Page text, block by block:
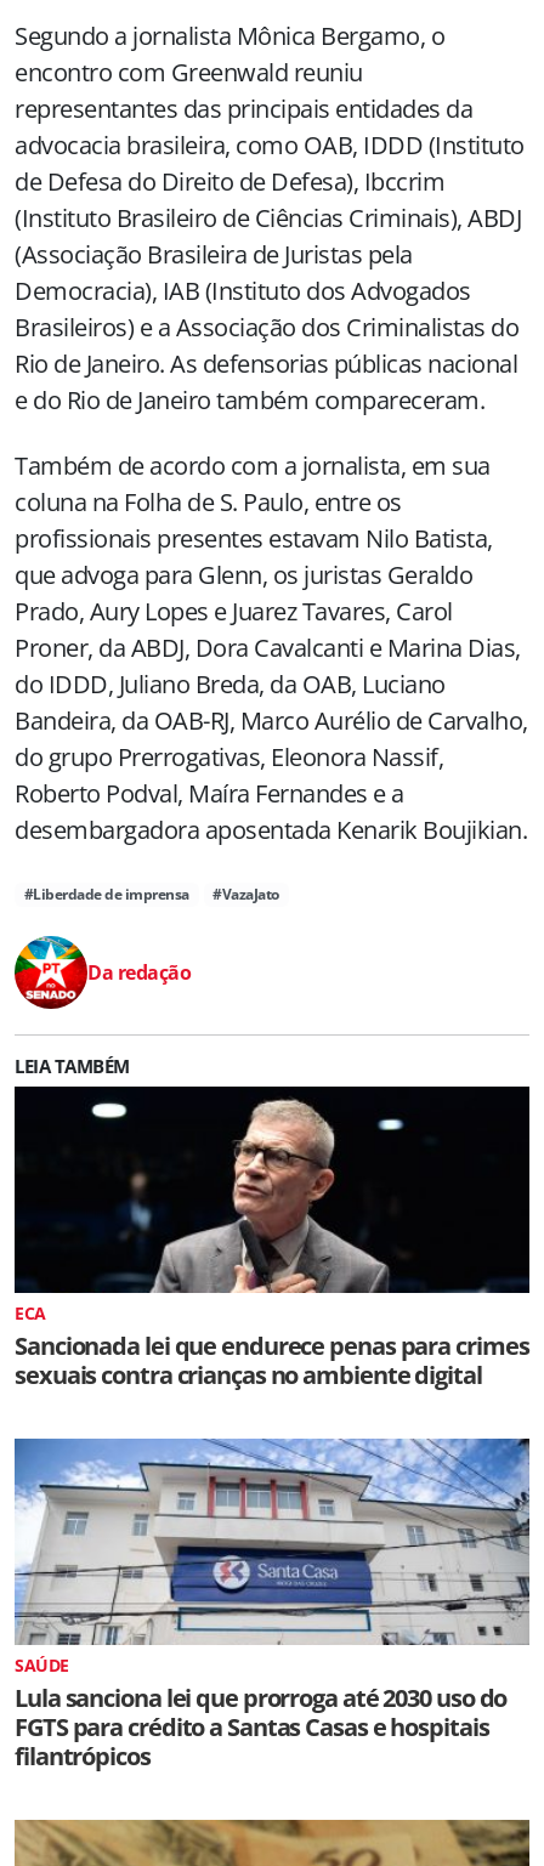
Segundo a jornalista Mônica Bergamo, o
encontro com Greenwald reuniu
representantes das principais entidades da
advocacia brasileira, como OAB, IDDD (Instituto
de Defesa do Direito de Defesa), Ibccrim
(Instituto Brasileiro de Ciências Criminais), ABDJ
(Associação Brasileira de Juristas pela
Democracia), IAB (Instituto dos Advogados
Brasileiros) e a Associação dos Criminalistas do
Rio de Janeiro. As defensorias públicas nacional
e do Rio de Janeiro também compareceram.
Também de acordo com a jornalista, em sua
coluna na Folha de S. Paulo, entre os
profissionais presentes estavam Nilo Batista,
que advoga para Glenn, os juristas Geraldo
Prado, Aury Lopes e Juarez Tavares, Carol
Proner, da ABDJ, Dora Cavalcanti e Marina Dias,
do IDDD, Juliano Breda, da OAB, Luciano
Bandeira, da OAB-RJ, Marco Aurélio de Carvalho,
do grupo Prerrogativas, Eleonora Nassif,
Roberto Podval, Maíra Fernandes e a
desembargadora aposentada Kenarik Boujikian.
#Liberdade de imprensa #VazaJato
Da redação
LEIA TAMBÉM
ECA
Sancionada lei que endurece penas para crimes
sexuais contra crianças no ambiente digital
SAÚDE
Lula sanciona lei que prorroga até 2030 uso do
FGTS para crédito a Santas Casas e hospitais
filantrópicos